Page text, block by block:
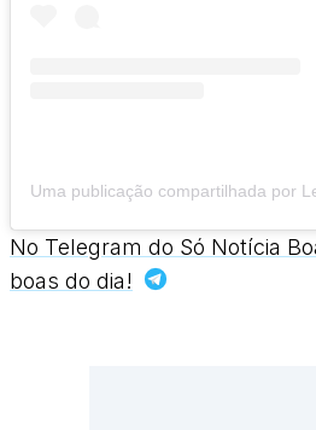
No Telegram do Só Notícia
boas do dia!